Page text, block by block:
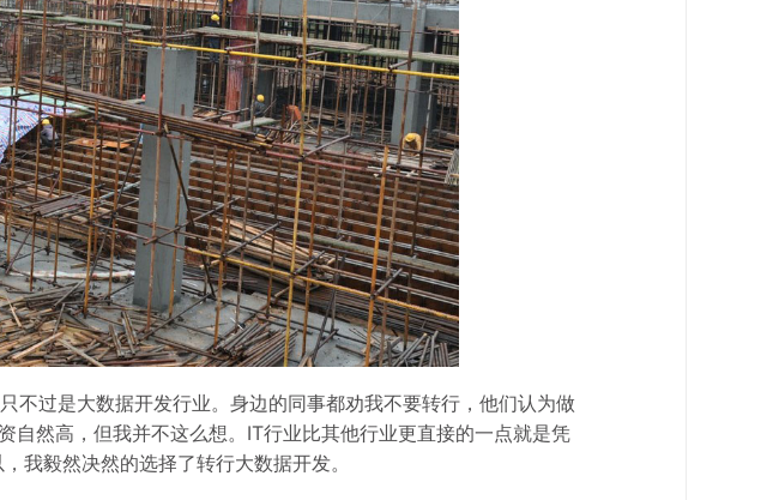
不过是大数据开发行业。身边的同事都劝我不要转行，他们认为做
自然高，但我并不这么想。IT行业比其他行业更直接的一点就是凭
我毅然决然的选择了转行大数据开发。